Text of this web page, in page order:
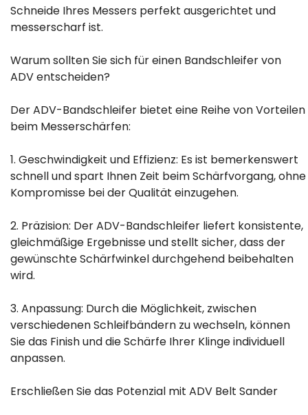
Schneide Ihres Messers perfekt ausgerichtet und
messerscharf ist.
Warum sollten Sie sich für einen Bandschleifer von
ADV entscheiden?
Der ADV-Bandschleifer bietet eine Reihe von Vorteilen
beim Messerschärfen:
1. Geschwindigkeit und Effizienz: Es ist bemerkenswert
schnell und spart Ihnen Zeit beim Schärfvorgang, ohne
Kompromisse bei der Qualität einzugehen.
2. Präzision: Der ADV-Bandschleifer liefert konsistente,
gleichmäßige Ergebnisse und stellt sicher, dass der
gewünschte Schärfwinkel durchgehend beibehalten
wird.
3. Anpassung: Durch die Möglichkeit, zwischen
verschiedenen Schleifbändern zu wechseln, können
Sie das Finish und die Schärfe Ihrer Klinge individuell
anpassen.
Erschließen Sie das Potenzial mit ADV Belt Sander